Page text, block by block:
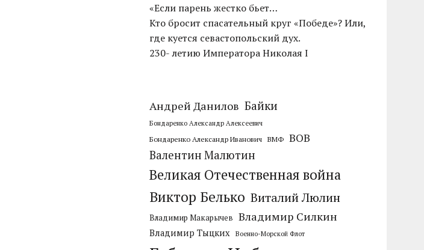
«Если парень жестко бьет…
Кто бросит спасательный круг «Победе»? Или,
где куется севастопольский дух.
230- летию Императора Николая I
Андрей Данилов Байки
Бондаренко Александр Алексеевич
Бондаренко Александр Иванович ВМФ ВОВ
Валентин Малютин
Великая Отечественная война
Виктор Белько Виталий Люлин
Владимир Макарычев Владимир Силкин
Владимир Тыцких Военно-Морской Флот